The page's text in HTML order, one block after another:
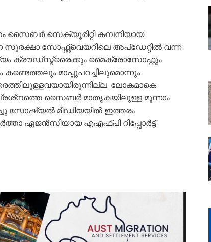
സൈബർ സെക്യൂരിറ്റി കമ്പനിയായ
സോഫ്റ്റ്‍വെയറിലെ അപ്‌ഡേറ്റില്‍ വന്ന
ക്രൗഡ്‌സ്ട്രൈക്കും മൈക്രോസോഫ്റ്റും
മാപ്പുപറച്ചിലുമൊന്നും
ലോകമാകെ
സൈബര്‍ മാതൃകയിലുള്ള മൂന്നാം
സോഷ്യല്‍ മീഡിയയില്‍ ഇത്തരം
ഏജന്‍സിയായ എഎഫ്‌പി റിപ്പോര്‍ട്ട്